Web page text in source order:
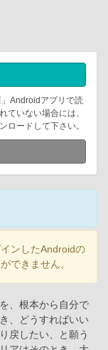
Androidアプリで読
ていない場合には、
ロードして下さい。
ンしたAndroidの
できません。
、根本から自分で
、どうすればいい
戻したい、と願う